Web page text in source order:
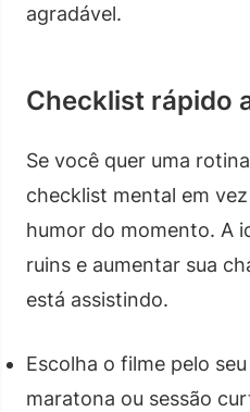
agradável.
Checklist rápido
Se você quer uma
checklist mental em
humor do momento. A
ruins e aumentar sua
está assistindo.
Escolha o filme pelo
maratona ou sessão